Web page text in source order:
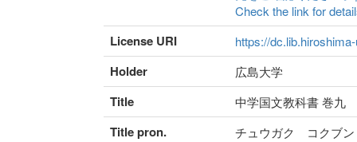
Check the link for
License URI https://
Holder 広島大学
Title 中学国文教科書 巻九
Title pron. チュウガク コクブ